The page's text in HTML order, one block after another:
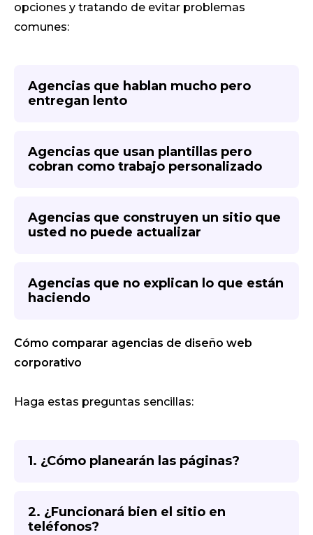
opciones y tratando de evitar problemas
comunes:
Agencias que hablan mucho pero
entregan lento
Agencias que usan plantillas pero
cobran como trabajo personalizado
Agencias que construyen un sitio que
usted no puede actualizar
Agencias que no explican lo que están
haciendo
Cómo comparar agencias de diseño web
corporativo
Haga estas preguntas sencillas:
1. ¿Cómo planearán las páginas?
2. ¿Funcionará bien el sitio en
teléfonos?